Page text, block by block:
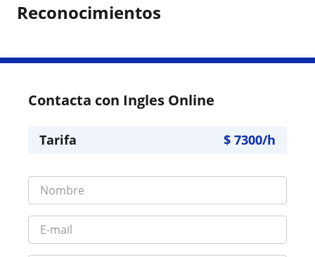
Reconocimientos
Contacta con Ingles Online
Tarifa $ 7300/h